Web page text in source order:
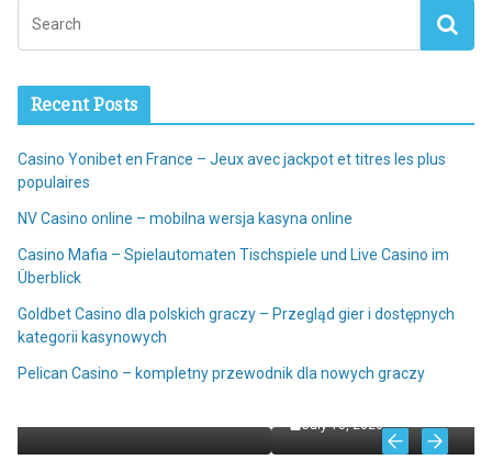
Recent Posts
Casino Yonibet en France – Jeux avec jackpot et titres les plus
populaires
NV Casino online – mobilna wersja kasyna online
Casino Mafia – Spielautomaten Tischspiele und Live Casino im
Überblick
Goldbet Casino dla polskich graczy – Przegląd gier i dostępnych
kategorii kasynowych
Pelican Casino – kompletny przewodnik dla nowych graczy
NV Casino online – mobilna wersja kasyna online
July 18, 2026